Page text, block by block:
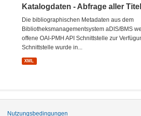
Katalogdaten - Abfrage aller
Die bibliographischen Metadaten aus dem
Bibliotheksmanagementsystem aDIS/BMS
offene OAI-PMH API Schnittstelle zur
Schnittstelle wurde in...
XML
Nutzungsbedingungen